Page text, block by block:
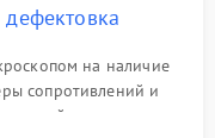
дефектовка
на наличие
сопротивлений и
цепей питания,